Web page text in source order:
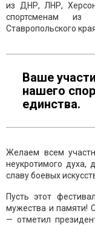
из ДНР, ЛНР,
спортсменам из
Ставропольского
Ваше
нашего
единства.
Желаем всем
неукротимого духа,
славу боевых
Пусть этот
мужества и памяти!
— отметил